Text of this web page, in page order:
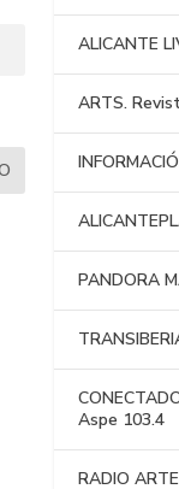
ALICANTE
ARTS.
PANDORA
Aspe 103.4
RADIO